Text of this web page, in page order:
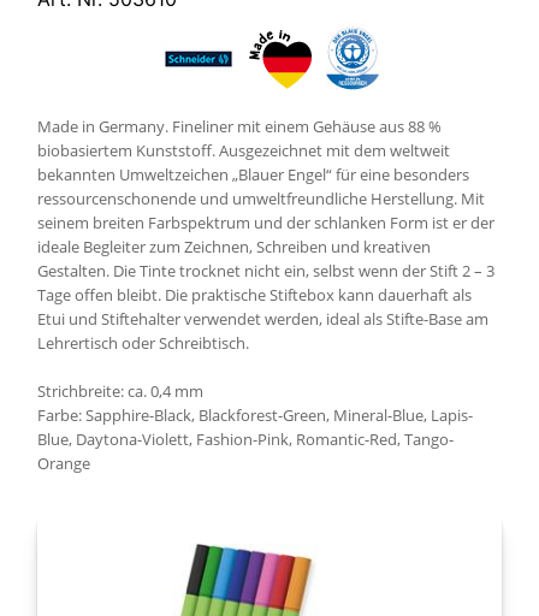
Made in Germany. Fineliner mit einem Gehäuse aus 88 %
biobasiertem Kunststoff. Ausgezeichnet mit dem weltweit
bekannten Umweltzeichen „Blauer Engel“ für eine besonders
ressourcenschonende und umweltfreundliche Herstellung. Mit
seinem breiten Farbspektrum und der schlanken Form ist er der
ideale Begleiter zum Zeichnen, Schreiben und kreativen
Gestalten. Die Tinte trocknet nicht ein, selbst wenn der Stift 2 – 3
Tage offen bleibt. Die praktische Stiftebox kann dauerhaft als
Etui und Stiftehalter verwendet werden, ideal als Stifte-Base am
Lehrertisch oder Schreibtisch.
Strichbreite: ca. 0,4 mm
Farbe: Sapphire-Black, Blackforest-Green, Mineral-Blue, Lapis-
Blue, Daytona-Violett, Fashion-Pink, Romantic-Red, Tango-